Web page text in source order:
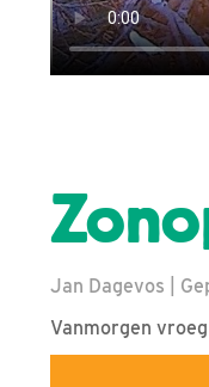
Jan Dagevos |
Vanmorgen